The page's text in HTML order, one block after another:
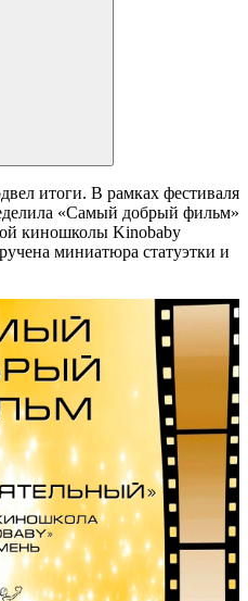
итоги. В рамках фестиваля
«Самый добрый фильм»
киношколы Kinobaby
миниатюра статуэтки и